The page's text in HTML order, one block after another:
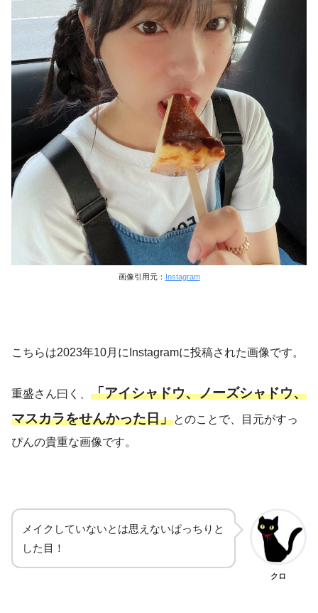
画像引用元： Instagram
こちらは2023年10月にInstagramに投稿された画像です。
重盛さん曰く、 「アイシャドウ、ノーズシャドウ、
マスカラをせんかった日」とのことで、目元がすっ
ぴんの貴重な画像です。
メイクしていないとは思えないぱっちりと
した目！
クロ